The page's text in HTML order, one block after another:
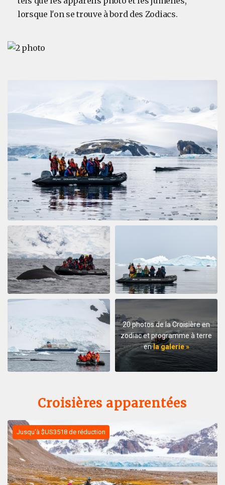
lorsque l'on se trouve à bord des Zodiacs.
20 photos de la Croisière en
zodiac et programme à terre
enla galerie »
Croisières apparentées
Jusqu'à $US3518 de réduction